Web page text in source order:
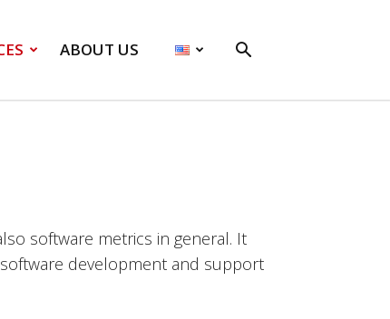
ABOUT US
software metrics in general. It
development and support